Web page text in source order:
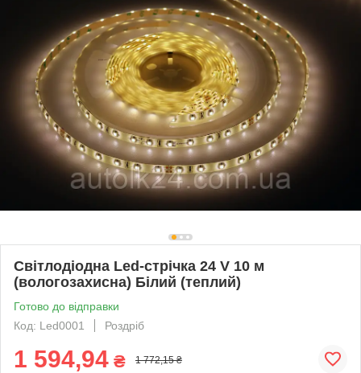
Світлодіодна Led-стрічка 24 V 10 м
(вологозахисна) Білий (теплий)
Готово до відправки
Код: Led0001
Роздріб
1 594,94 ₴ 1 772,15 ₴